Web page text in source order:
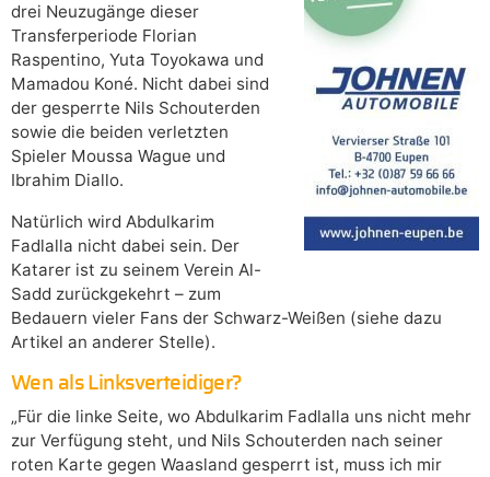
drei Neuzugänge dieser
Transferperiode Florian
Raspentino, Yuta Toyokawa und
Mamadou Koné. Nicht dabei sind
der gesperrte Nils Schouterden
sowie die beiden verletzten
Spieler Moussa Wague und
Ibrahim Diallo.
Natürlich wird Abdulkarim
Fadlalla nicht dabei sein. Der
Katarer ist zu seinem Verein Al-
Sadd zurückgekehrt – zum
Bedauern vieler Fans der Schwarz-Weißen (siehe dazu
Artikel an anderer Stelle).
Wen als Linksverteidiger?
„Für die linke Seite, wo Abdulkarim Fadlalla uns nicht mehr
zur Verfügung steht, und Nils Schouterden nach seiner
roten Karte gegen Waasland gesperrt ist, muss ich mir